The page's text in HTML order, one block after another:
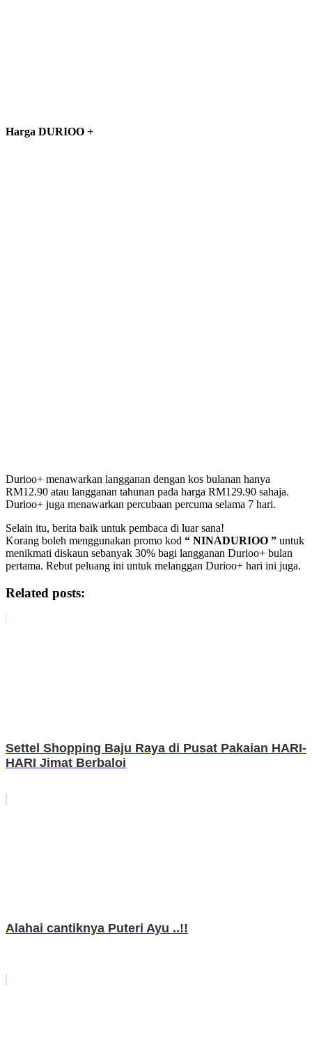
Harga DURIOO +
Durioo+ menawarkan langganan dengan kos bulanan hanya
RM12.90 atau langganan tahunan pada harga RM129.90 sahaja.
Durioo+ juga menawarkan percubaan percuma selama 7 hari.
Selain itu, berita baik untuk pembaca di luar sana!
Korang boleh menggunakan promo kod “ NINADURIOO ” untuk
menikmati diskaun sebanyak 30% bagi langganan Durioo+ bulan
pertama. Rebut peluang ini untuk melanggan Durioo+ hari ini juga.
Related posts:
Settel Shopping Baju Raya di Pusat Pakaian HARI-
HARI Jimat Berbaloi
Alahai cantiknya Puteri Ayu ..!!